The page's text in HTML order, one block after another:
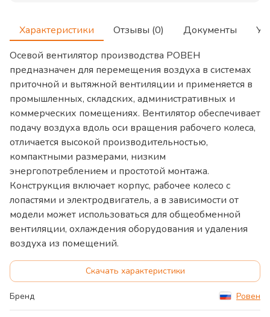
Характеристики Отзывы (0) Документы
Осевой вентилятор производства РОВЕН
предназначен для перемещения воздуха в системах
приточной и вытяжной вентиляции и применяется в
промышленных, складских, административных и
коммерческих помещениях. Вентилятор обеспечивает
подачу воздуха вдоль оси вращения рабочего колеса,
отличается высокой производительностью,
компактными размерами, низким
энергопотреблением и простотой монтажа.
Конструкция включает корпус, рабочее колесо с
лопастями и электродвигатель, а в зависимости от
модели может использоваться для общеобменной
вентиляции, охлаждения оборудования и удаления
воздуха из помещений.
Скачать характеристики
Бренд Ровен